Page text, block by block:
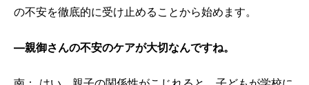
の不安を徹底的に受け止めることから始めます。
―親御さんの不安のケアが大切なんですね。